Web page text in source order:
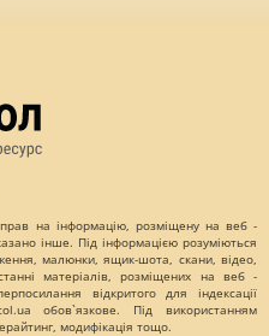
на інформацію, розміщену на веб -
інше. Під інформацією розуміються
малюнки, ящик-шота, скани, відео,
матеріалів, розміщених на веб -
відкритого для індексації
обов`язкове. Під використанням
модифікація тощо.